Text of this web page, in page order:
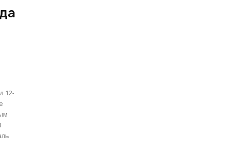
12-